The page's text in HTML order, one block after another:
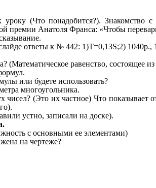
уроку (Что понадобится?).
премии Анатоля Франса: «Чтобы
ответы к № 442: 1)Т=0,13S;2) 1040р.,
(Математическое равенство,
или будете использовать?
многоугольника.
чисел? (Это их частное) Что
устно, записали на доске).
с основными ее элементами)
на чертеже?